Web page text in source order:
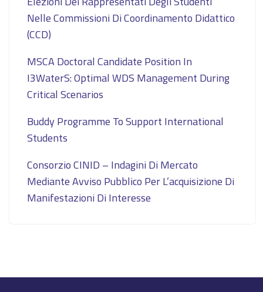
Nelle Commissioni Di Coordinamento Didattico
(CCD)
MSCA Doctoral Candidate Position In
I3WaterS: Optimal WDS Management During
Critical Scenarios
Buddy Programme To Support International
Students
Consorzio CINID – Indagini Di Mercato
Mediante Avviso Pubblico Per L’acquisizione Di
Manifestazioni Di Interesse